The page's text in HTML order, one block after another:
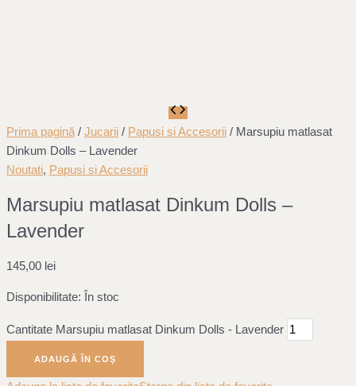
Prima pagină / Jucarii / Papusi si Accesorii / Marsupiu matlasat
Dinkum Dolls – Lavender
Noutati, Papusi si Accesorii
Marsupiu matlasat Dinkum Dolls –
Lavender
145,00 lei
Disponibilitate: În stoc
Cantitate Marsupiu matlasat Dinkum Dolls - Lavender
ADAUGĂ ÎN COȘ